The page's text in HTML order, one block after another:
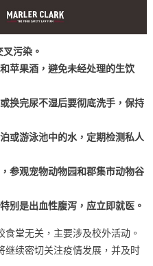
污染。
苹果酒，避免未经处理的生饮
换完尿不湿后要彻底洗手，保持
或游泳池中的水，定期检测私人
参观宠物动物园和郡集市动物谷
别是出血性腹泻，应立即就医。
堂无关，主要涉及校外活动。
继续密切关注疫情发展，并及时